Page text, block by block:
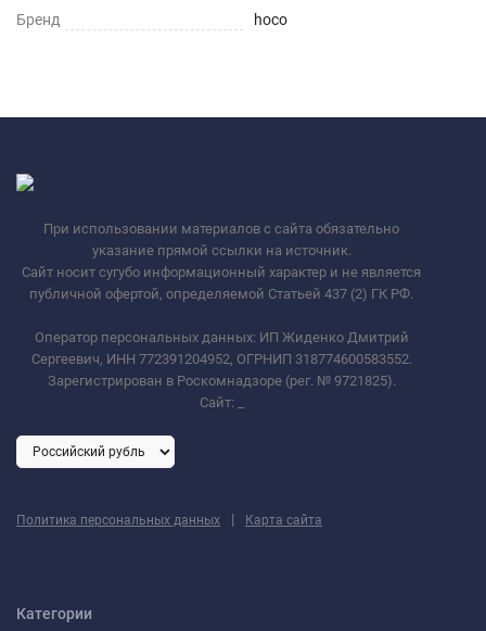
Бренд hoco
При использовании материалов с сайта обязательно
указание прямой ссылки на источник.
Сайт носит сугубо информационный характер и не является
публичной офертой, определяемой Статьей 437 (2) ГК РФ.
Оператор персональных данных: ИП Жиденко Дмитрий
Сергеевич, ИНН 772391204952, ОГРНИП 318774600583552.
Зарегистрирован в Роскомнадзоре (рег. № 9721825).
Сайт:
Политика персональных данных | Карта сайта
Категории